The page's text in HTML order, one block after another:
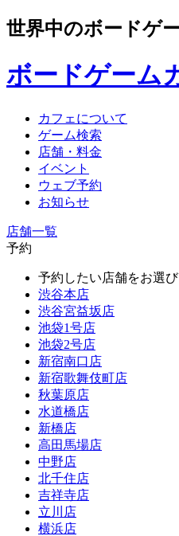
世界中のボードゲ
ボードゲーム
カフェについて
ゲーム検索
店舗・料金
イベント
ウェブ予約
お知らせ
店舗一覧
予約
予約したい店舗をお選
渋谷本店
渋谷宮益坂店
池袋1号店
池袋2号店
新宿南口店
新宿歌舞伎町店
秋葉原店
水道橋店
新橋店
高田馬場店
中野店
北千住店
吉祥寺店
立川店
横浜店